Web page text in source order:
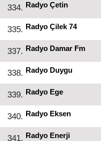
334. Radyo Çetin
335. Radyo Çilek 74
337. Radyo Damar Fm
338. Radyo Duygu
339. Radyo Ege
340. Radyo Eksen
341. Radyo Enerji